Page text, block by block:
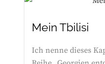
Mein Tbilisi
Ich nenne dieses